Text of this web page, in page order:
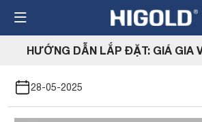
đến
nội
HƯỚNG DẪN LẮP ĐẶT: GIÁ GIA
28-05-2025